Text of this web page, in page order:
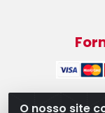
O nosso site